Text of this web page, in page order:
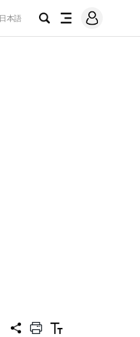
日本語
검
전
메
그
공
프
텍